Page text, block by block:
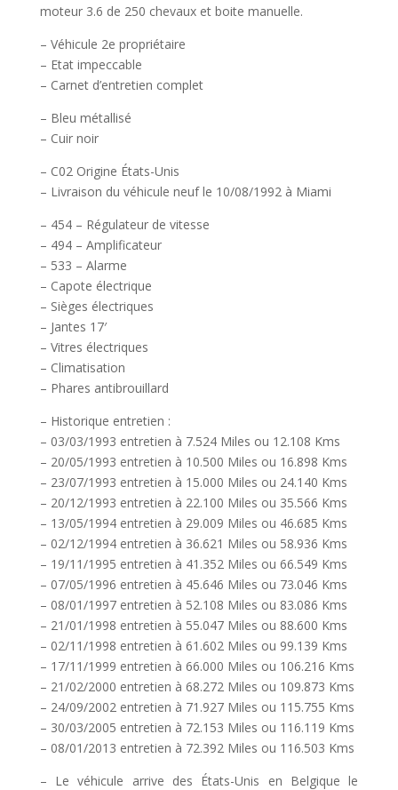
moteur 3.6 de 250 chevaux et boite manuelle.
– Véhicule 2e propriétaire
– Etat impeccable
– Carnet d’entretien complet
– Bleu métallisé
– Cuir noir
– C02 Origine États-Unis
– Livraison du véhicule neuf le 10/08/1992 à Miami
– 454 – Régulateur de vitesse
– 494 – Amplificateur
– 533 – Alarme
– Capote électrique
– Sièges électriques
– Jantes 17′
– Vitres électriques
– Climatisation
– Phares antibrouillard
– Historique entretien :
– 03/03/1993 entretien à 7.524 Miles ou 12.108 Kms
– 20/05/1993 entretien à 10.500 Miles ou 16.898 Kms
– 23/07/1993 entretien à 15.000 Miles ou 24.140 Kms
– 20/12/1993 entretien à 22.100 Miles ou 35.566 Kms
– 13/05/1994 entretien à 29.009 Miles ou 46.685 Kms
– 02/12/1994 entretien à 36.621 Miles ou 58.936 Kms
– 19/11/1995 entretien à 41.352 Miles ou 66.549 Kms
– 07/05/1996 entretien à 45.646 Miles ou 73.046 Kms
– 08/01/1997 entretien à 52.108 Miles ou 83.086 Kms
– 21/01/1998 entretien à 55.047 Miles ou 88.600 Kms
– 02/11/1998 entretien à 61.602 Miles ou 99.139 Kms
– 17/11/1999 entretien à 66.000 Miles ou 106.216 Kms
– 21/02/2000 entretien à 68.272 Miles ou 109.873 Kms
– 24/09/2002 entretien à 71.927 Miles ou 115.755 Kms
– 30/03/2005 entretien à 72.153 Miles ou 116.119 Kms
– 08/01/2013 entretien à 72.392 Miles ou 116.503 Kms
– Le véhicule arrive des États-Unis en Belgique le